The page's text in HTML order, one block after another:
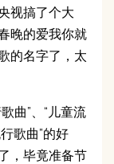
视搞了个大
晚的爱我你就
的名字了，太
曲”、“儿童流
歌曲”的好
，毕竟准备节